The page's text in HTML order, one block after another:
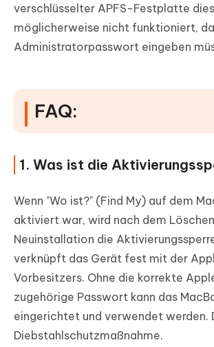
verschlüsselter APFS-Festplatte
möglicherweise nicht funktioniert,
Administratorpasswort eingeben
FAQ:
1. Was ist die
Wenn "Wo ist?" (Find My) auf dem
aktiviert war, wird nach dem
Neuinstallation die
verknüpft das Gerät fest mit der
Vorbesitzers. Ohne die korrekte
zugehörige Passwort kann das
eingerichtet und verwendet werden.
Diebstahlschutzmaßnahme.